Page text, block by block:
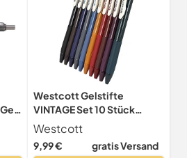
Westcott Gelstifte
VINTAGE Set 10 Stück
Herbstedition |
Gelschreiber Stifte mit 10
bunten warmen Farben |
Westcott
9,99 € gratis Versand